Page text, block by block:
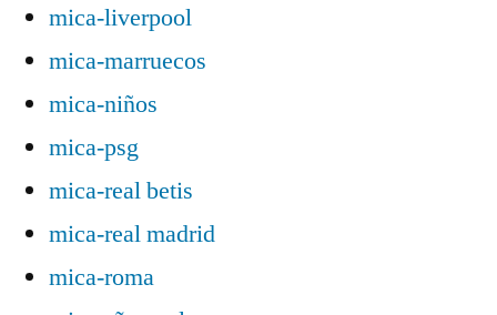
mica-liverpool
mica-marruecos
mica-niños
mica-psg
mica-real betis
mica-real madrid
mica-roma